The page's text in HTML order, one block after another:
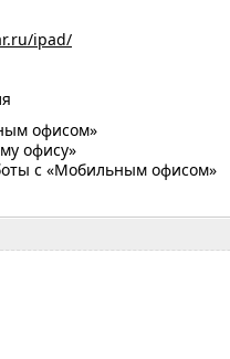
ipad/
офисом»
офису»
с «Мобильным офисом»